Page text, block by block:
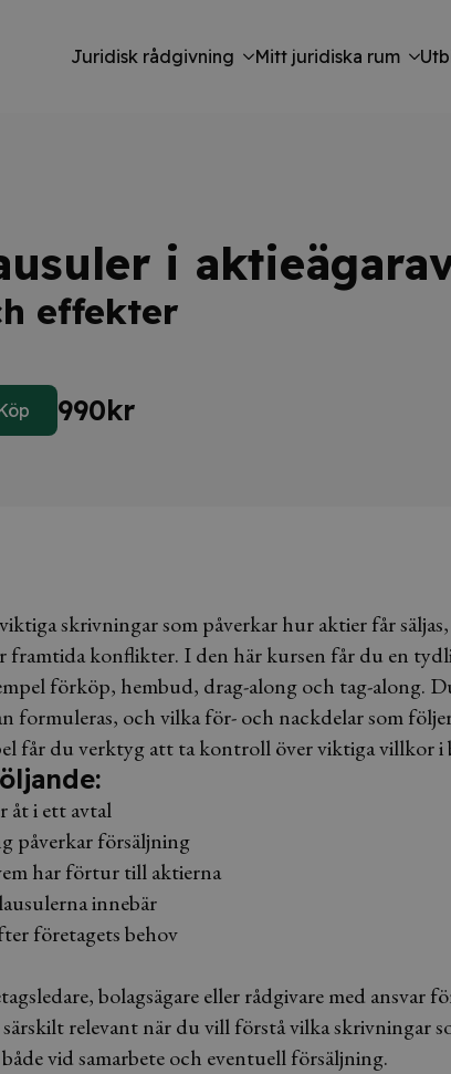
Juridisk rådgivning Mitt juridiska rum
i
effekter
990kr
skrivningar som påverkar hur aktier får
framtida konflikter. I den här kursen får du en
förköp, hembud, drag-along och tag-along.
formuleras, och vilka för- och nackdelar som
får du verktyg att ta kontroll över viktiga villkor i
åt i ett avtal
påverkar försäljning
har förtur till aktierna
innebär
företagets behov
bolagsägare eller rådgivare med ansvar
relevant när du vill förstå vilka skrivningar
vid samarbete och eventuell försäljning.